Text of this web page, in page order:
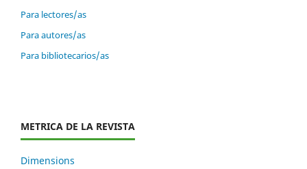
Para lectores/as
Para autores/as
Para bibliotecarios/as
METRICA DE LA REVISTA
Dimensions